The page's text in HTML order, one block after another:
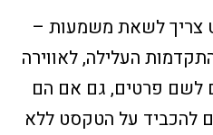
צריך לשאת משמעות –
העלילה, לאווירה
לשם פרטים, גם אם הם
להכביד על הטקסט ללא